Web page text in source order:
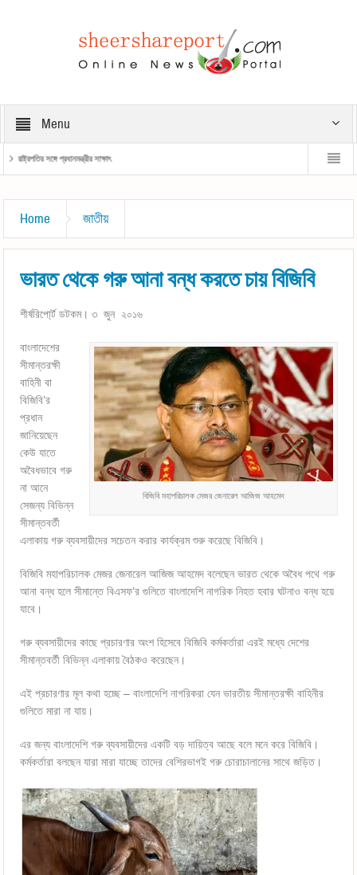
Menu
রাষ্ট্রপতির সঙ্গে প্রধানমন্ত্রীর সাক্ষাৎ
Home জাতীয়
ভারত থেকে গরু আনা বন্ধ করতে চায় বিজিবি
শীর্ষরিপো্র্ট ডটকম। ৩ জুন ২০১৬
বিজিবি মহাপরিচালক মেজর জেনারেল আজিজ আহমেদ
বাংলাদেশের
সীমান্তরক্ষী
বাহিনী বা
বিজিবি’র
প্রধান
জানিয়েছেন
কেউ যাতে
অবৈধভাবে গরু
না আনে
সেজন্য বিভিন্ন
সীমান্তবর্তী
এলাকায় গরু ব্যবসায়ীদের সচেতন করার কার্যক্রম শুরু করেছে বিজিবি।
বিজিবি মহাপরিচালক মেজর জেনারেল আজিজ আহমেদ বলেছেন ভারত থেকে অবৈধ পথে গরু
আনা বন্ধ হলে সীমান্তে বিএসফ’র গুলিতে বাংলাদেশি নাগরিক নিহত হবার ঘটনাও বন্ধ হয়ে
যাবে।
গরু ব্যবসায়ীদের কাছে প্রচারণার অংশ হিসেবে বিজিবি কর্মকর্তারা এরই মধ্যে দেশের
সীমান্তবর্তী বিভিন্ন এলাকায় বৈঠকও করেছেন।
এই প্রচারণার মূল কথা হচ্ছে – বাংলাদেশি নাগরিকরা যেন ভারতীয় সীমান্তরক্ষী বাহিনীর
গুলিতে মারা না যায়।
এর জন্য বাংলাদেশি গরু ব্যবসায়ীদের একটি বড় দায়িত্ব আছে বলে মনে করে বিজিবি।
কর্মকর্তারা বলছেন যারা মারা যাচ্ছে তাদের বেশিরভাগই গরু চোরাচালানের সাথে জড়িত।